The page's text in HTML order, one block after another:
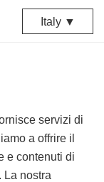
Italy ▼
servizi di
a offrire il
e contenuti di
La nostra